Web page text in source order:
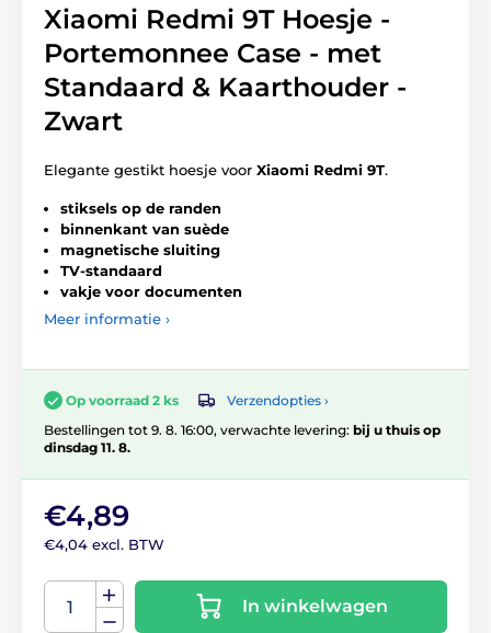
Xiaomi Redmi 9T Hoesje -
Portemonnee Case - met
Standaard & Kaarthouder -
Zwart
Elegante gestikt hoesje voor Xiaomi Redmi 9T.
stiksels op de randen
binnenkant van suède
magnetische sluiting
TV-standaard
vakje voor documenten
Meer informatie ›
Op voorraad 2 ks
Verzendopties ›
Bestellingen tot 9. 8. 16:00, verwachte levering: bij u thuis op
dinsdag 11. 8.
€4,89
€4,04 excl. BTW
In winkelwagen